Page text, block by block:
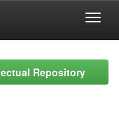
Repository